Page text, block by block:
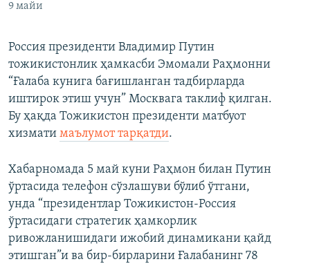
9 майи
Россия президенти Владимир Путин
тожикистонлик ҳамкасби Эмомали Раҳмонни
“Ғалаба кунига бағишланган тадбирларда
иштирок этиш учун” Москвага таклиф қилган.
Бу ҳақда Тожикистон президенти матбуот
хизмати маълумот тарқатди.
Хабарномада 5 май куни Раҳмон билан Путин
ўртасида телефон сўзлашуви бўлиб ўтгани,
унда “президентлар Тожикистон-Россия
ўртасидаги стратегик ҳамкорлик
ривожланишидаги ижобий динамикани қайд
этишган”и ва бир-бирларини Ғалабанинг 78